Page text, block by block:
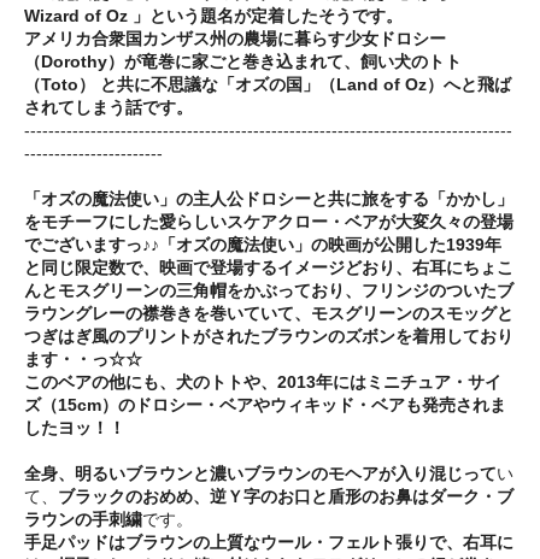
Wizard of Oz 」という題名が定着したそうです。
アメリカ合衆国カンザス州の農場に暮らす少女ドロシー
（Dorothy）が竜巻に家ごと巻き込まれて、飼い犬のトト
（Toto） と共に不思議な「オズの国」（Land of Oz）へと飛ば
されてしまう話です。
---------------------------------------------------------------------------------
-----------------------
「オズの魔法使い」の主人公ドロシーと共に旅をする「かかし」
をモチーフにした愛らしいスケアクロー・ベアが大変久々の登場
でございますっ♪♪「オズの魔法使い」の映画が公開した1939年
と同じ限定数で、映画で登場するイメージどおり、右耳にちょこ
んとモスグリーンの三角帽をかぶっており、フリンジのついたブ
ラウングレーの襟巻きを巻いていて、モスグリーンのスモッグと
つぎはぎ風のプリントがされたブラウンのズボンを着用しており
ます・・っ☆☆
このベアの他にも、犬のトトや、2013年にはミニチュア・サイ
ズ（15cm）のドロシー・ベアやウィキッド・ベアも発売されま
したヨッ！！
全身、明るいブラウンと濃いブラウンのモヘアが入り混じってい
て、 ブラックのおめめ、逆Ｙ字のお口と盾形のお鼻はダーク・ブ
ラウンの手刺繍です。
手足パッドはブラウンの上質なウール・フェルト張りで、右耳に